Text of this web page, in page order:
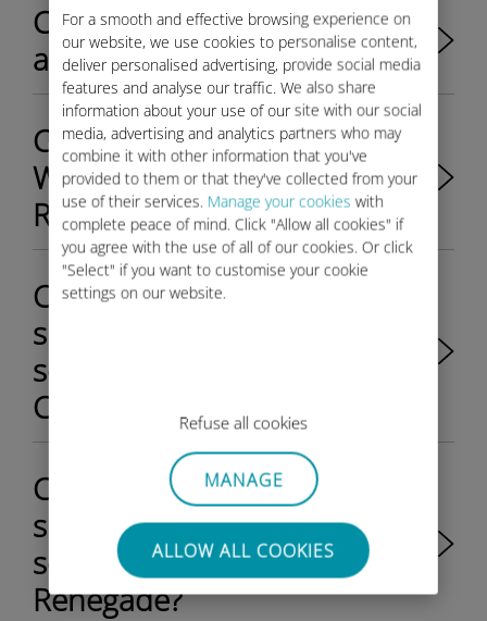
For a smooth and effective browsing experience on
our website, we use cookies to personalise content,
deliver personalised advertising, provide social media
features and analyse our traffic. We also share
information about your use of our site with our social
media, advertising and analytics partners who may
combine it with other information that you've
provided to them or that they've collected from your
use of their services. Manage your cookies with
complete peace of mind. Click "Allow all cookies" if
you agree with the use of all of our cookies. Or click
"Select" if you want to customise your cookie
settings on our website.
Refuse all cookies
MANAGE
ALLOW ALL COOKIES
Come posso creare il mio
account Ubigi?
Come posso attivare i servizi
WiFi nella mia Jeep
Renegade?
Come collego il mio
smartphone / tablet al
segnale WiFi nella mia Jeep
Compass/Grand Cherokee?
Come collego il mio
smartphone / tablet al
segnale WiFi nella mia Jeep
Renegade?